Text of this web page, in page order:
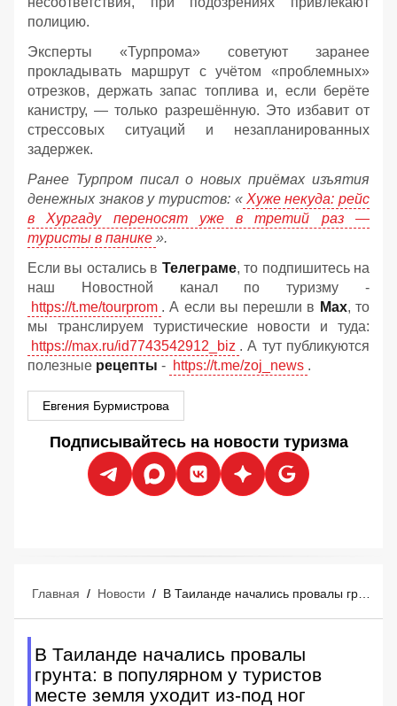
полицию.
Эксперты «Турпрома» советуют заранее
прокладывать маршрут с учётом «проблемных»
отрезков, держать запас топлива и, если берёте
канистру, — только разрешённую. Это избавит от
стрессовых ситуаций и незапланированных
задержек.
Ранее Турпром писал о новых приёмах изъятия
денежных знаков у туристов: « Хуже некуда: рейс
в Хургаду переносят уже в третий раз —
туристы в панике ».
Если вы остались в Телеграме, то подпишитесь на
наш Новостной канал по туризму -
https://t.me/tourprom . А если вы перешли в Мах, то
мы транслируем туристические новости и туда:
https://max.ru/id7743542912_biz . А тут публикуются
полезные рецепты - https://t.me/zoj_news .
Евгения Бурмистрова
Подписывайтесь на новости туризма
Главная / Новости /
В Таиланде начались провалы
грунта: в популярном у туристов
месте земля уходит из-под ног